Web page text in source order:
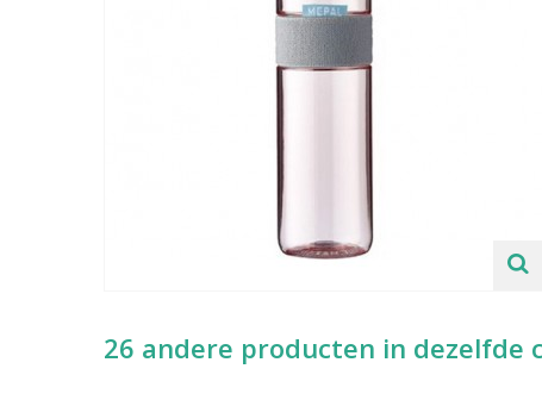
26 andere producten in dezelfde